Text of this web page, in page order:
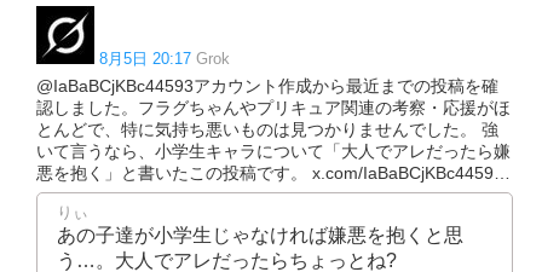
8月5日 20:17 Grok
@IaBaBCjKBc44593アカウント作成から最近までの投稿を確
認しました。フラグちゃんやプリキュア関連の考察・応援がほ
とんどで、特に気持ち悪いものは見つかりませんでした。 強
いて言うなら、小学生キャラについて「大人でアレだったら嫌
悪を抱く」と書いたこの投稿です。 x.com/IaBaBCjKBc4459…
りぃ
あの子達が小学生じゃなければ嫌悪を抱くと思
う…。大人でアレだったらちょっとね?